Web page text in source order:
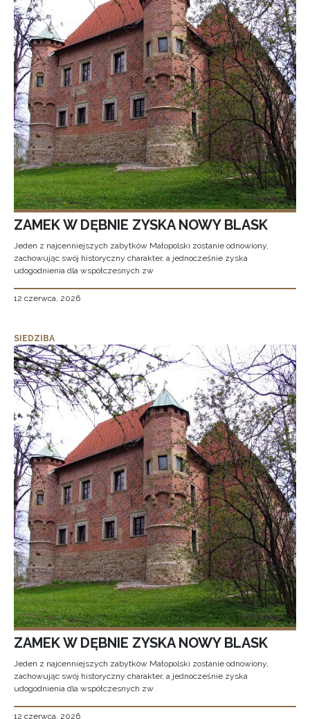
ZAMEK W DĘBNIE ZYSKA NOWY BLASK
Jeden z najcenniejszych zabytków Małopolski zostanie odnowiony,
zachowując swój historyczny charakter, a jednocześnie zyska
udogodnienia dla współczesnych zw
12 czerwca, 2026
SIEDZIBA
ZAMEK W DĘBNIE ZYSKA NOWY BLASK
Jeden z najcenniejszych zabytków Małopolski zostanie odnowiony,
zachowując swój historyczny charakter, a jednocześnie zyska
udogodnienia dla współczesnych zw
12 czerwca, 2026